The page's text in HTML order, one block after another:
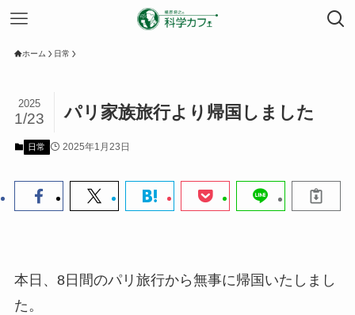
ホーム 日常
パリ家族旅行より帰国しました
2025
1/23
日常 2025年1月23日
本日、8日間のパリ旅行から無事に帰国いたしまし
た。